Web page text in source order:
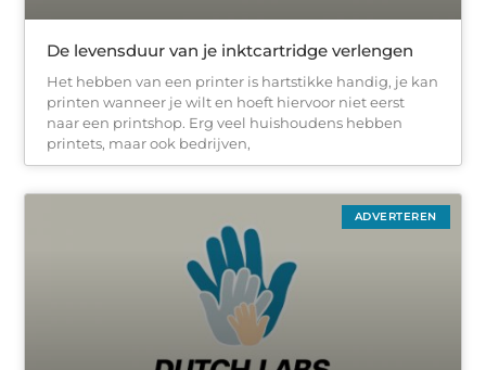
De levensduur van je inktcartridge verlengen
Het hebben van een printer is hartstikke handig, je kan
printen wanneer je wilt en hoeft hiervoor niet eerst
naar een printshop. Erg veel huishoudens hebben
printets, maar ook bedrijven,
ADVERTEREN